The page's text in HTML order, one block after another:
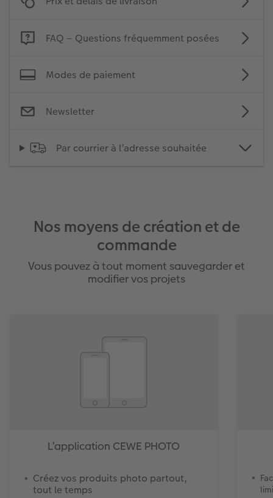
FAQ – Questions fréquemment posées
Modes de paiement
Newsletter
Par courrier à l’adresse souhaitée
Nos moyens de création et de
commande
Vous pouvez à tout moment sauvegarder et
modifier vos projets
L’application CEWE PHOTO
Créez vos produits photo partout,
tout le temps